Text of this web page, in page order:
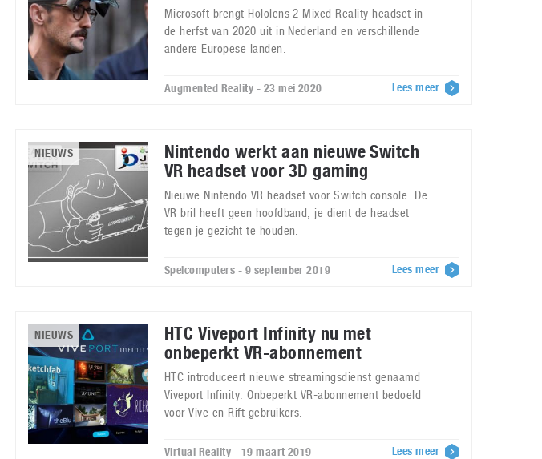
Microsoft brengt Hololens 2 Mixed Reality headset in
de herfst van 2020 uit in Nederland en verschillende
andere Europese landen.
Augmented Reality - 23 mei 2020 Lees meer
NIEUWS
Nintendo werkt aan nieuwe Switch
VR headset voor 3D gaming
Nieuwe Nintendo VR headset voor Switch console. De
VR bril heeft geen hoofdband, je dient de headset
tegen je gezicht te houden.
Spelcomputers - 9 september 2019 Lees meer
NIEUWS
HTC Viveport Infinity nu met
onbeperkt VR-abonnement
HTC introduceert nieuwe streamingsdienst genaamd
Viveport Infinity. Onbeperkt VR-abonnement bedoeld
voor Vive en Rift gebruikers.
Virtual Reality - 19 maart 2019 Lees meer